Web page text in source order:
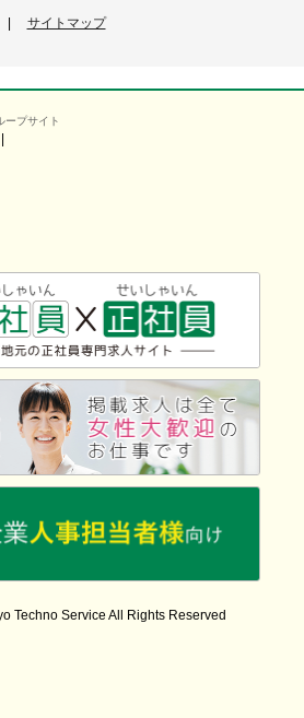
サイトマップ
プサイト
Techno Service All Rights Reserved